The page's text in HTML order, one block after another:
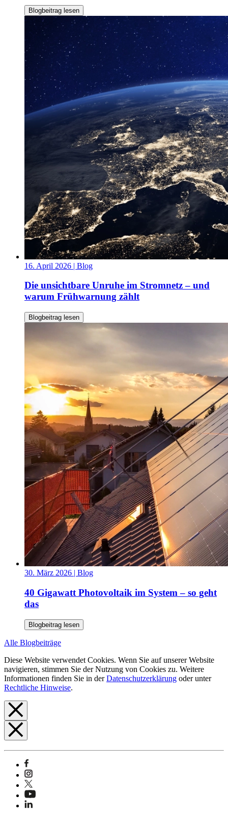
Blogbeitrag lesen
16. April 2026 | Blog
Die unsichtbare Unruhe im Stromnetz – und
warum Frühwarnung zählt
Blogbeitrag lesen
30. März 2026 | Blog
40 Gigawatt Photovoltaik im System – so geht
das
Blogbeitrag lesen
Alle Blogbeiträge
Diese Website verwendet Cookies. Wenn Sie auf unserer Website
navigieren, stimmen Sie der Nutzung von Cookies zu. Weitere
Informationen finden Sie in derDatenschutzerklärung oder unter
Rechtliche Hinweise.